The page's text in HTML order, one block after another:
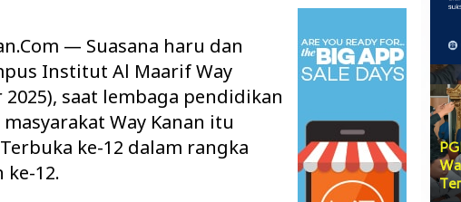
— Suasana haru dan
Institut Al Maarif Way
2025), saat lembaga pendidikan
Way Kanan itu
ke-12 dalam rangka
ke-12.
Kelas Rusak
Minta Pemkab
Pisah Sambut Kapolres Way Kanan,
AKBP Didik Berpamitan, AKBP